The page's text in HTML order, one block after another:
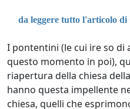
da leggere tutto l'articolo di
I pontentini (le cui ire so di
questo momento in poi),
riapertura della chiesa
hanno questa impellente
chiesa, quelli che